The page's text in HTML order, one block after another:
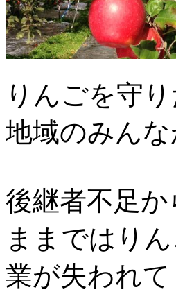
りんごを守
地域のみん
後継者不足
ままではり
業が失われ